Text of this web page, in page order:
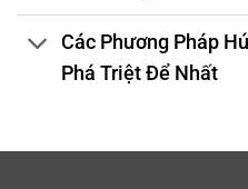
Các Phương Pháp
Phá Triệt Để Nhất